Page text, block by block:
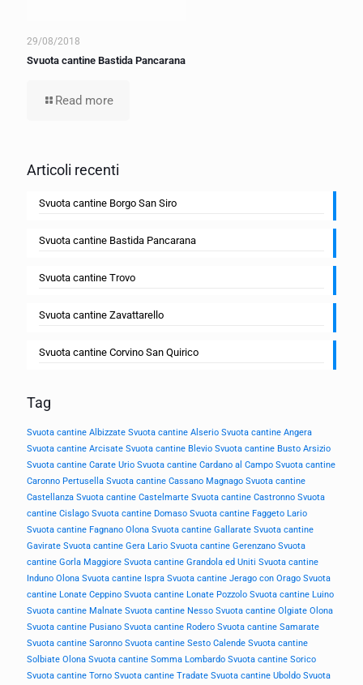
29/08/2018
Svuota cantine Bastida Pancarana
Read more
Articoli recenti
Svuota cantine Borgo San Siro
Svuota cantine Bastida Pancarana
Svuota cantine Trovo
Svuota cantine Zavattarello
Svuota cantine Corvino San Quirico
Tag
Svuota cantine Albizzate Svuota cantine Alserio Svuota cantine Angera
Svuota cantine Arcisate Svuota cantine Blevio Svuota cantine Busto Arsizio
Svuota cantine Carate Urio Svuota cantine Cardano al Campo Svuota cantine
Caronno Pertusella Svuota cantine Cassano Magnago Svuota cantine
Castellanza Svuota cantine Castelmarte Svuota cantine Castronno Svuota
cantine Cislago Svuota cantine Domaso Svuota cantine Faggeto Lario
Svuota cantine Fagnano Olona Svuota cantine Gallarate Svuota cantine
Gavirate Svuota cantine Gera Lario Svuota cantine Gerenzano Svuota
cantine Gorla Maggiore Svuota cantine Grandola ed Uniti Svuota cantine
Induno Olona Svuota cantine Ispra Svuota cantine Jerago con Orago Svuota
cantine Lonate Ceppino Svuota cantine Lonate Pozzolo Svuota cantine Luino
Svuota cantine Malnate Svuota cantine Nesso Svuota cantine Olgiate Olona
Svuota cantine Pusiano Svuota cantine Rodero Svuota cantine Samarate
Svuota cantine Saronno Svuota cantine Sesto Calende Svuota cantine
Solbiate Olona Svuota cantine Somma Lombardo Svuota cantine Sorico
Svuota cantine Torno Svuota cantine Tradate Svuota cantine Uboldo Svuota